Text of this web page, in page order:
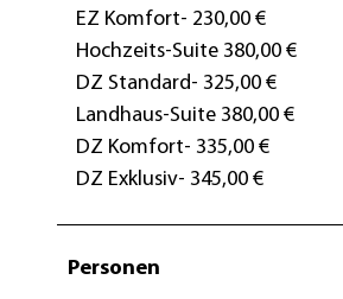
EZ Komfort- 230,00 €
Hochzeits-Suite 380,00 €
DZ Standard- 325,00 €
Landhaus-Suite 380,00 €
DZ Komfort- 335,00 €
DZ Exklusiv- 345,00 €
Personen